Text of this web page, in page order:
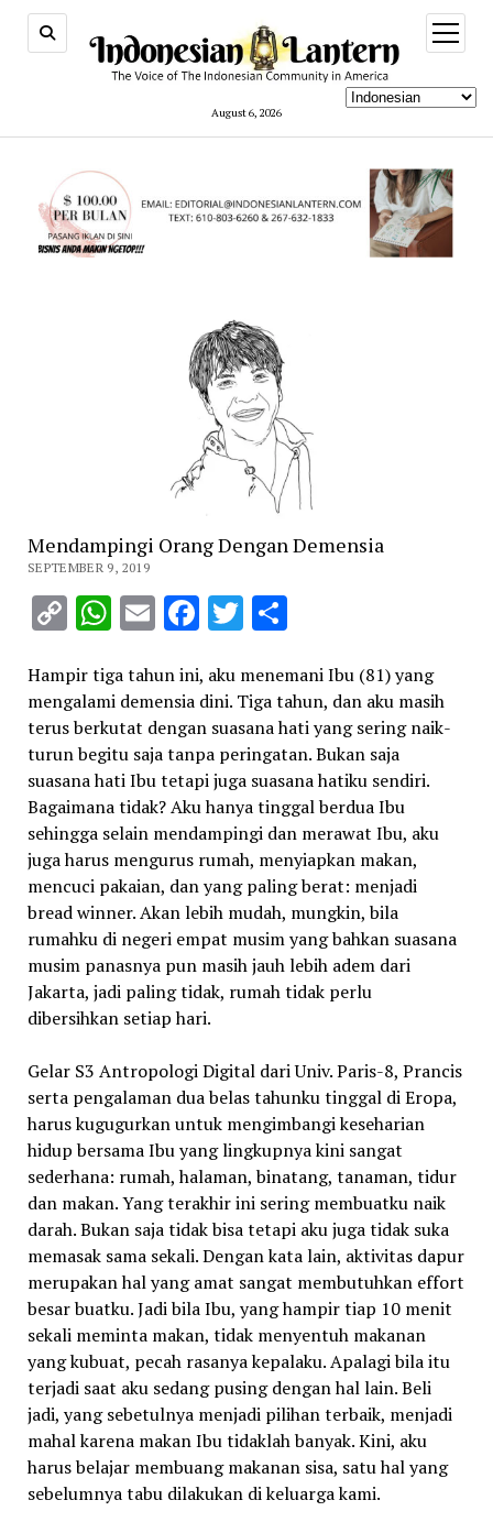
August 6, 2026
open
menu
Mendampingi Orang Dengan Demensia
SEPTEMBER 9, 2019
CopyWhatsApp
EmailFacebook
Twitter
Share
Hampir tiga tahun ini, aku menemani Ibu (81) yang
mengalami demensia dini. Tiga tahun, dan aku masih
terus berkutat dengan suasana hati yang sering naik-
turun begitu saja tanpa peringatan. Bukan saja
suasana hati Ibu tetapi juga suasana hatiku sendiri.
Bagaimana tidak? Aku hanya tinggal berdua Ibu
sehingga selain mendampingi dan merawat Ibu, aku
juga harus mengurus rumah, menyiapkan makan,
mencuci pakaian, dan yang paling berat: menjadi
bread winner. Akan lebih mudah, mungkin, bila
rumahku di negeri empat musim yang bahkan suasana
musim panasnya pun masih jauh lebih adem dari
Jakarta, jadi paling tidak, rumah tidak perlu
dibersihkan setiap hari.
Gelar S3 Antropologi Digital dari Univ. Paris-8, Prancis
serta pengalaman dua belas tahunku tinggal di Eropa,
harus kugugurkan untuk mengimbangi keseharian
hidup bersama Ibu yang lingkupnya kini sangat
sederhana: rumah, halaman, binatang, tanaman, tidur
dan makan. Yang terakhir ini sering membuatku naik
darah. Bukan saja tidak bisa tetapi aku juga tidak suka
memasak sama sekali. Dengan kata lain, aktivitas dapur
merupakan hal yang amat sangat membutuhkan effort
besar buatku. Jadi bila Ibu, yang hampir tiap 10 menit
sekali meminta makan, tidak menyentuh makanan
yang kubuat, pecah rasanya kepalaku. Apalagi bila itu
terjadi saat aku sedang pusing dengan hal lain. Beli
jadi, yang sebetulnya menjadi pilihan terbaik, menjadi
mahal karena makan Ibu tidaklah banyak. Kini, aku
harus belajar membuang makanan sisa, satu hal yang
sebelumnya tabu dilakukan di keluarga kami.